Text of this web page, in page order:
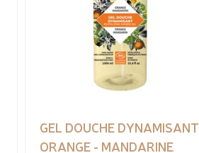
GEL DOUCHE DYNAMISANT
ORANGE - MANDARINE